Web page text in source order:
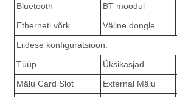
Bluetooth
BT moodul
Etherneti võrk
Väline dongle
Liidese konfiguratsioon:
Tüüp
Üksikasjad
Mälu Card Slot
External Mälu